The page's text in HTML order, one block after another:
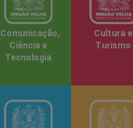
Comunicação,
Ciência e
Tecnologia
Cultura e
Turismo